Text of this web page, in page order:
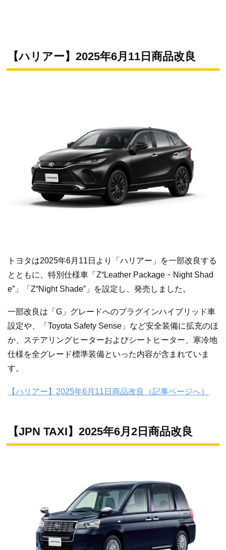
【ハリアー】2025年6月11日商品改良
トヨタは2025年6月11日より「ハリアー」を一部改良する
とともに、特別仕様車「Z“Leather Package・Night Shad
e”」「Z“Night Shade”」を設定し、発売しました。
一部改良は「G」グレードへのプラグインハイブリッド車
設定や、「Toyota Safety Sense」など安全装備に拡充のほ
か、ステアリングヒーターおよびシートヒーター、寒冷地
仕様を全グレード標準装備といった内容が含まれていま
す。
【ハリアー】2025年6月11日商品改良（記事ページへ）
【JPN TAXI】2025年6月2日商品改良